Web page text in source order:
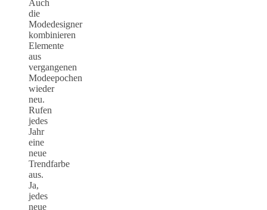
Auch
die
Modedesigner
kombinieren
Elemente
aus
vergangenen
Modeepochen
wieder
neu.
Rufen
jedes
Jahr
eine
neue
Trendfarbe
aus.
Ja,
jedes
neue